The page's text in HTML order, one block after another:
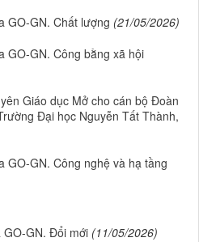
GO-GN. Chất lượng (21/05/2026)
GO-GN. Công bằng xã hội
Giáo dục Mở cho cán bộ Đoàn
Đại học Nguyễn Tất Thành,
GO-GN. Công nghệ và hạ tầng
GN. Đổi mới (11/05/2026)